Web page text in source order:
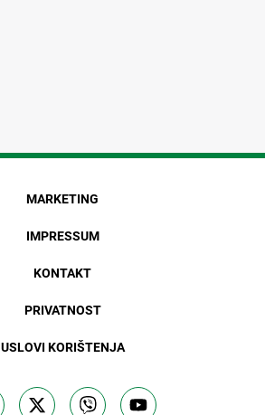
MARKETING
IMPRESSUM
KONTAKT
PRIVATNOST
USLOVI KORIŠTENJA